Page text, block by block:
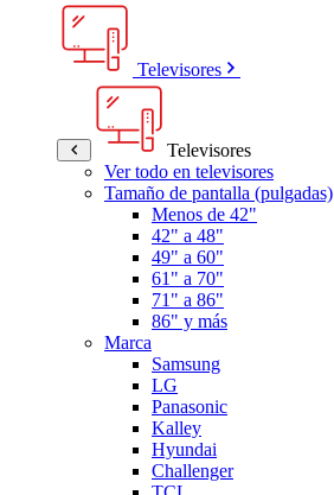
Televisores
Televisores
Ver todo en televisores
Tamaño de pantalla (pulgadas)
Menos de 42"
42" a 48"
49" a 60"
61" a 70"
71" a 86"
86" y más
Marca
Samsung
LG
Panasonic
Kalley
Hyundai
Challenger